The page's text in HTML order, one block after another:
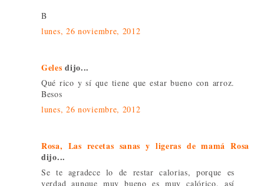
B
lunes, 26 noviembre, 2012
Geles dijo...
Qué rico y sí que tiene que estar bueno con arroz.
Besos
lunes, 26 noviembre, 2012
Rosa, Las recetas sanas y ligeras de mamá Rosa
dijo...
Se te agradece lo de restar calorias, porque es
verdad aunque muy bueno es muy calórico, así